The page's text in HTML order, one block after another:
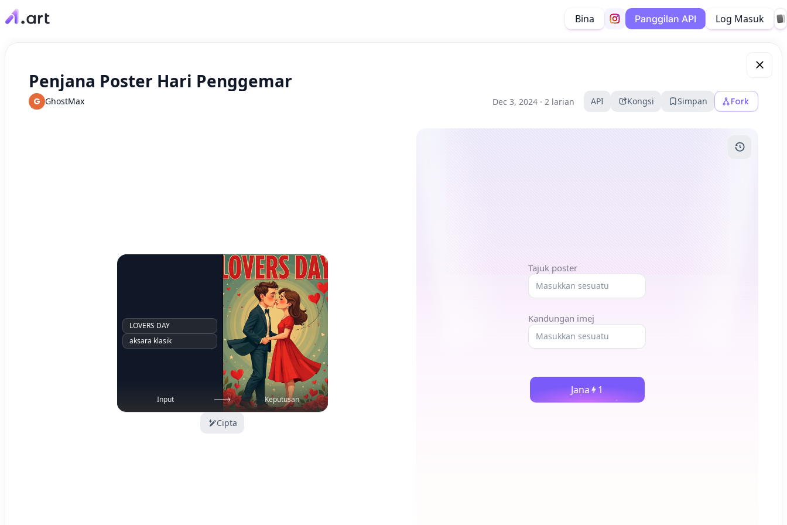
Bina Panggilan API Log Masuk
Penjana Poster Hari Penggemar
G GhostMax Dec 3, 2024 · 2 larian API Kongsi Simpan Fork
LOVERS DAY
aksara klasik
Input Keputusan
Cipta
Tajuk poster
Kandungan imej
Jana 1